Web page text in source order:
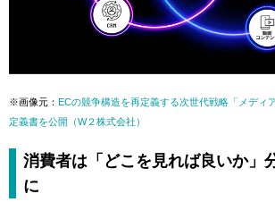
※画像元： ECの競争構造を再定義する次世代戦略「メディ
定義書を公開（W２株式会社）
消費者は「どこを見れば良いか」
に